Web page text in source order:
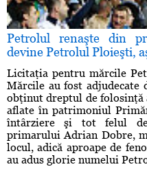
Petrolul renaşte din
devine Petrolul Ploieşti,
Licitaţia pentru mărcile
Mărcile au fost adjudecate
obţinut dreptul de folosinţă
aflate în patrimoniul
întârziere şi tot felul
primarului Adrian Dobre,
locul, adică aproape de
au adus glorie numelui